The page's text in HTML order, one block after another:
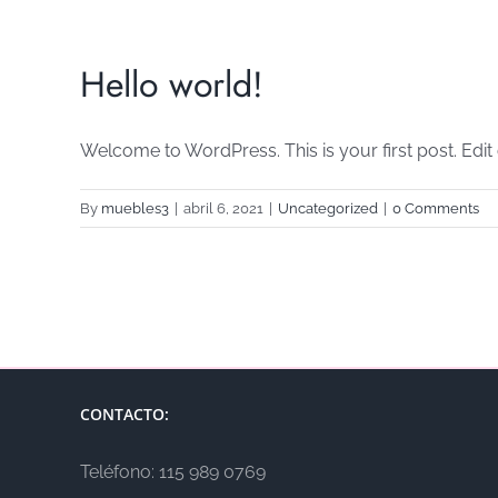
Hello world!
Welcome to WordPress. This is your first post. Edit
By muebles3 abril 6, 2021 Uncategorized 0 Comments
CONTACTO:
Teléfono: 115 989 0769